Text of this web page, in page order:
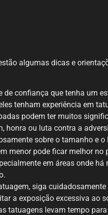
algumas dicas e
de confiança que tenha um
tenham experiência em
podem ter muitos
honra ou luta contra a
sobre o tamanho e
menor pode ficar melhor no
em áreas onde
siga
a exposição excessiva ao
tatuagens levam tempo